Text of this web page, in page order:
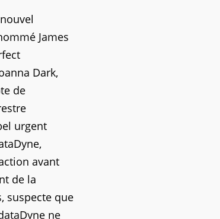
James
Dark,
de
urgent
avant
de la
suspecte que
ne